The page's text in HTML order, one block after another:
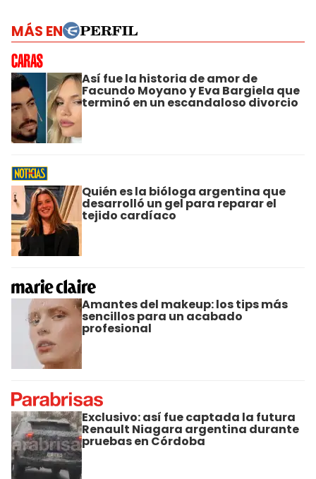
MÁS EN
Así fue la historia de amor de
Facundo Moyano y Eva Bargiela que
terminó en un escandaloso divorcio
Quién es la bióloga argentina que
desarrolló un gel para reparar el
tejido cardíaco
Amantes del makeup: los tips más
sencillos para un acabado
profesional
Exclusivo: así fue captada la futura
Renault Niagara argentina durante
pruebas en Córdoba